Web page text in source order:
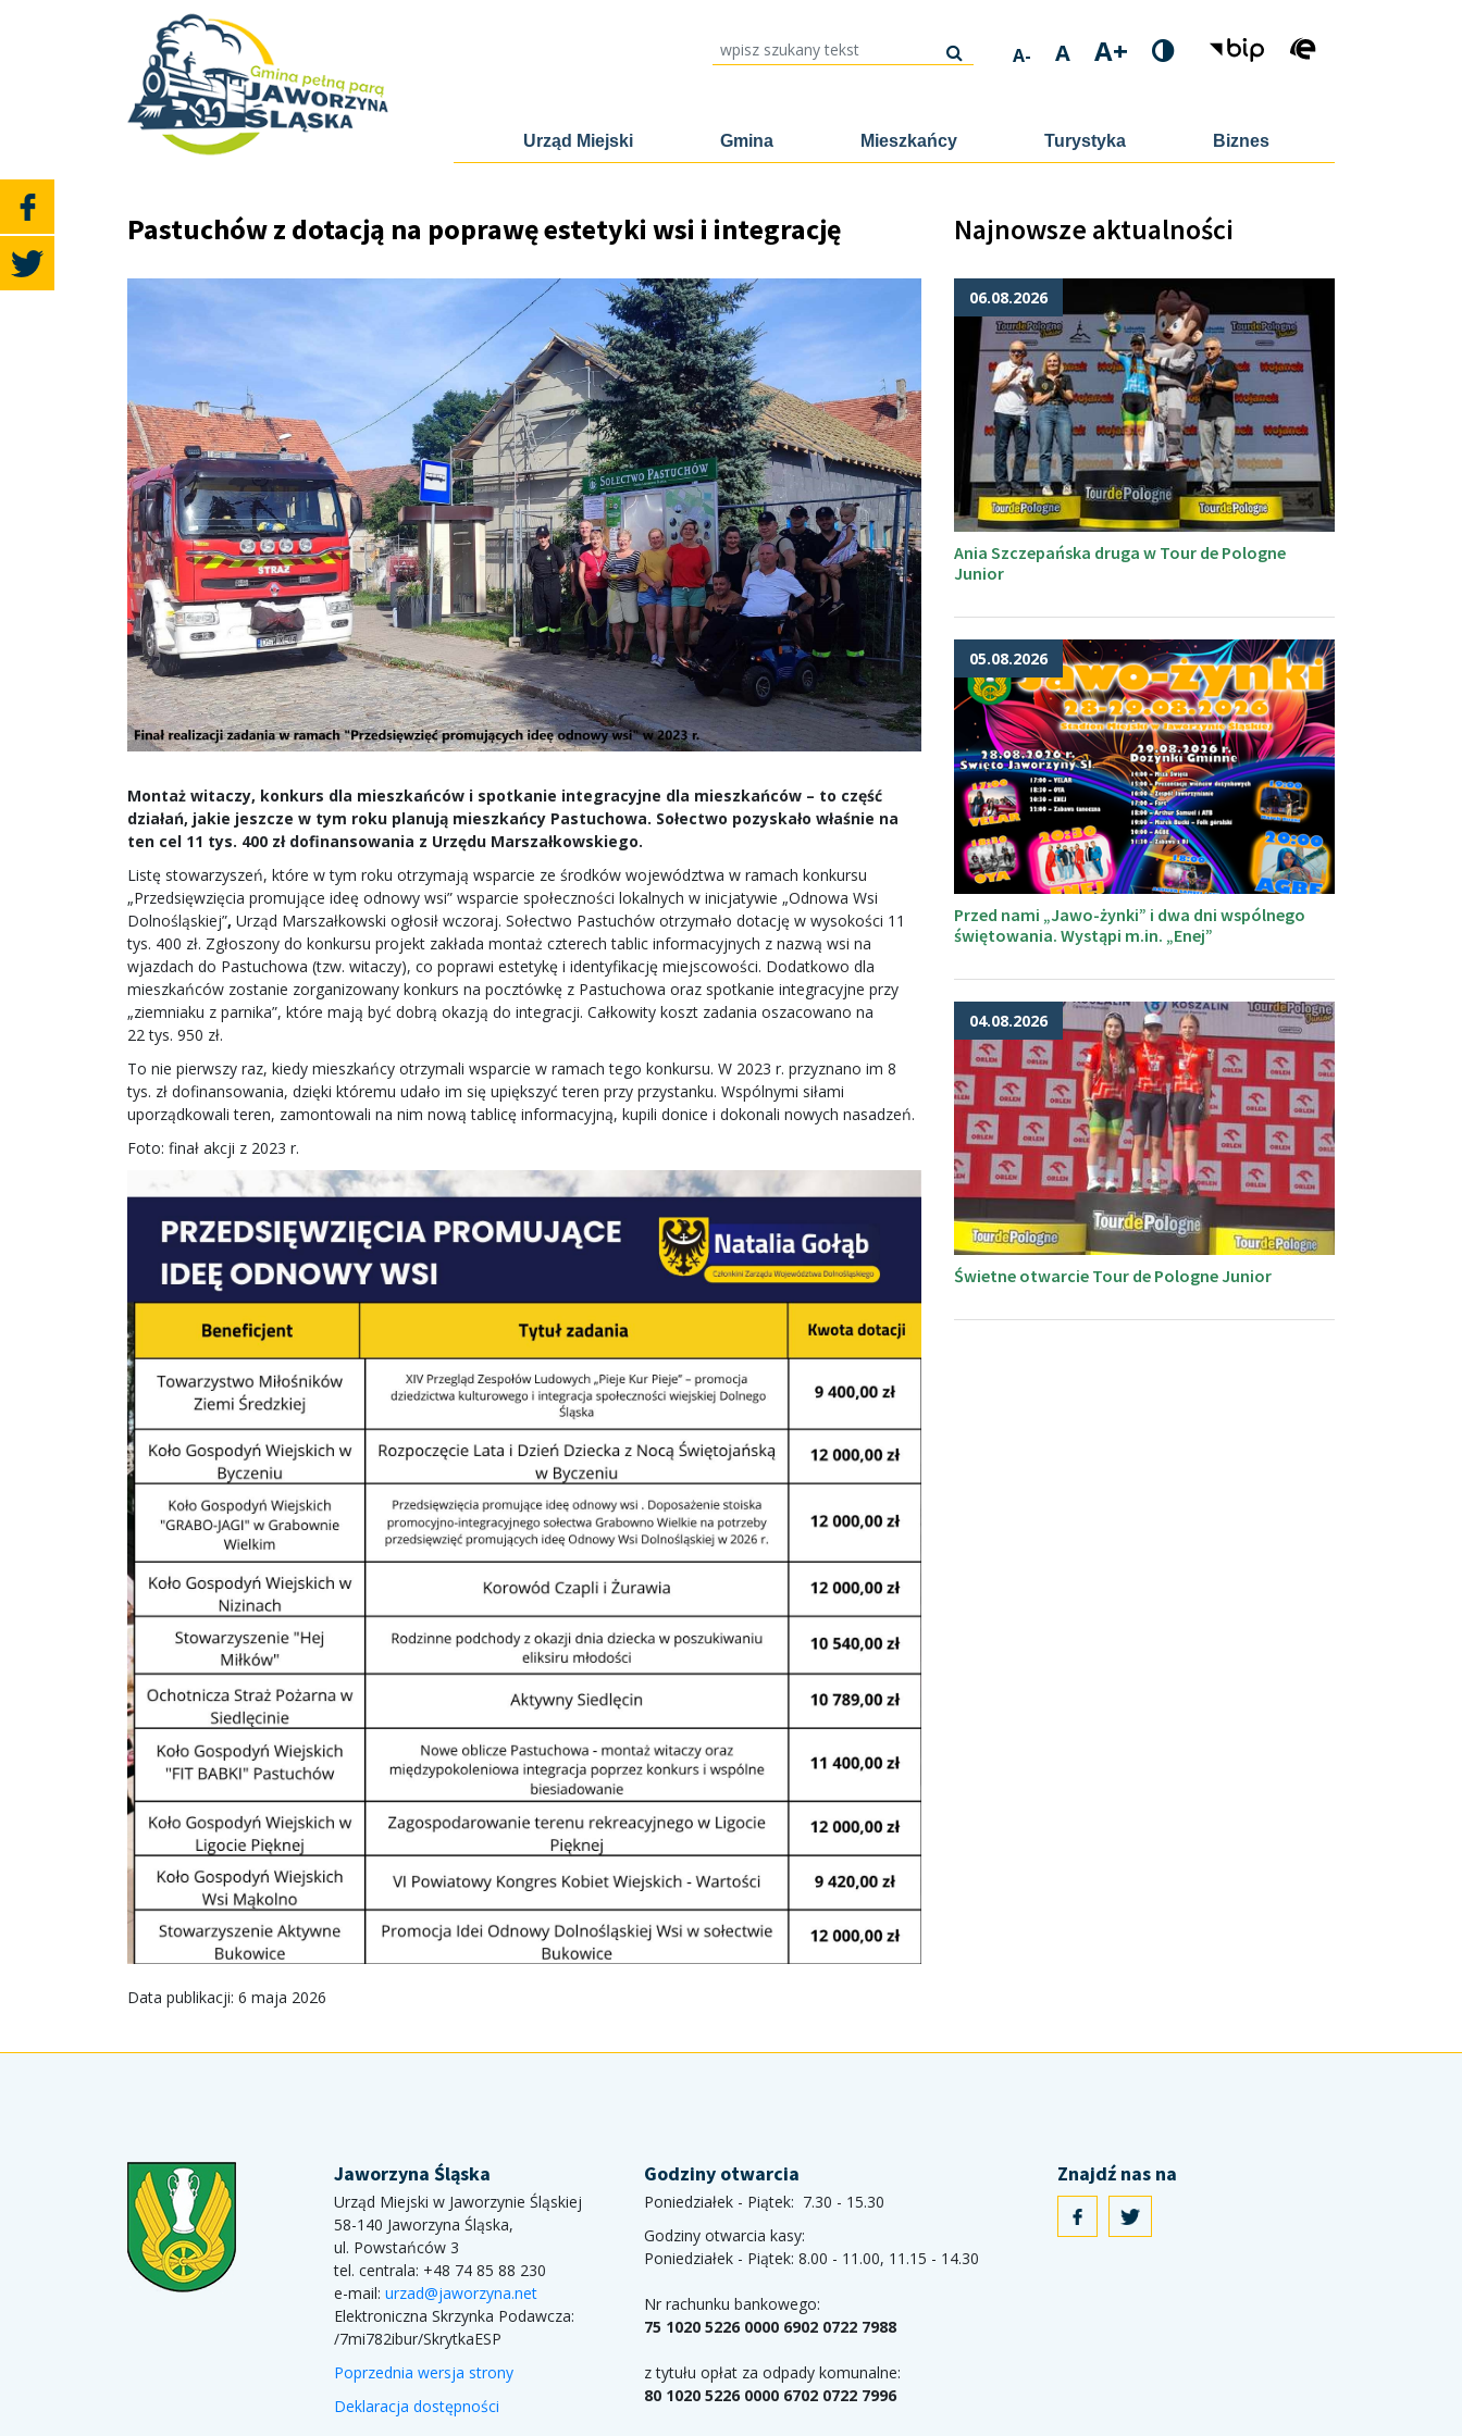
wpisz szukany tekst A- A A+
Urząd Miejski Gmina Mieszkańcy Turystyka Biznes
Pastuchów z dotacją na poprawę estetyki wsi i integrację
Montaż witaczy, konkurs dla mieszkańców i spotkanie integracyjne dla mieszkańców – to część
działań, jakie jeszcze w tym roku planują mieszkańcy Pastuchowa. Sołectwo pozyskało właśnie na
ten cel 11 tys. 400 zł dofinansowania z Urzędu Marszałkowskiego.
Listę stowarzyszeń, które w tym roku otrzymają wsparcie ze środków województwa w ramach konkursu
„Przedsięwzięcia promujące ideę odnowy wsi” wsparcie społeczności lokalnych w inicjatywie „Odnowa Wsi
Dolnośląskiej”, Urząd Marszałkowski ogłosił wczoraj. Sołectwo Pastuchów otrzymało dotację w wysokości 11
tys. 400 zł. Zgłoszony do konkursu projekt zakłada montaż czterech tablic informacyjnych z nazwą wsi na
wjazdach do Pastuchowa (tzw. witaczy), co poprawi estetykę i identyfikację miejscowości. Dodatkowo dla
mieszkańców zostanie zorganizowany konkurs na pocztówkę z Pastuchowa oraz spotkanie integracyjne przy
„ziemniaku z parnika”, które mają być dobrą okazją do integracji. Całkowity koszt zadania oszacowano na
22 tys. 950 zł.
To nie pierwszy raz, kiedy mieszkańcy otrzymali wsparcie w ramach tego konkursu. W 2023 r. przyznano im 8
tys. zł dofinansowania, dzięki któremu udało im się upiększyć teren przy przystanku. Wspólnymi siłami
uporządkowali teren, zamontowali na nim nową tablicę informacyjną, kupili donice i dokonali nowych nasadzeń.
Foto: finał akcji z 2023 r.
Data publikacji: 6 maja 2026
Najnowsze aktualności
06.08.2026
Ania Szczepańska druga w Tour de Pologne
Junior
05.08.2026
Przed nami „Jawo-żynki” i dwa dni wspólnego
świętowania. Wystąpi m.in. „Enej”
04.08.2026
Świetne otwarcie Tour de Pologne Junior
Jaworzyna Śląska
Urząd Miejski w Jaworzynie Śląskiej
58-140 Jaworzyna Śląska,
ul. Powstańców 3
tel. centrala: +48 74 85 88 230
e-mail: urzad@jaworzyna.net
Elektroniczna Skrzynka Podawcza:
/7mi782ibur/SkrytkaESP
Poprzednia wersja strony
Deklaracja dostępności
Godziny otwarcia
Poniedziałek - Piątek: 7.30 - 15.30
Godziny otwarcia kasy:
Poniedziałek - Piątek: 8.00 - 11.00, 11.15 - 14.30
Nr rachunku bankowego:
75 1020 5226 0000 6902 0722 7988
z tytułu opłat za odpady komunalne:
80 1020 5226 0000 6702 0722 7996
Znajdź nas na